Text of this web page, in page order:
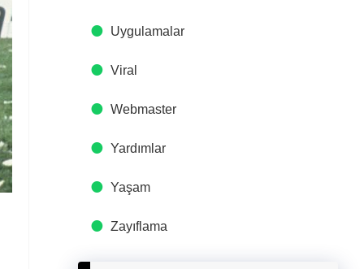
Uygulamalar
Viral
Webmaster
Yardımlar
Yaşam
Zayıflama